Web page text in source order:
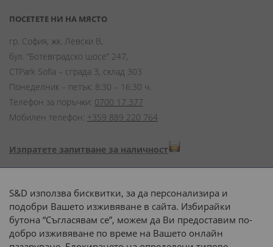
ПОСЕТЕТЕ НИ НА МЯСТО
гр. София, жк. Левски В,
бул. “Ботевградско шосе” 247,
CTPark Sofia – сграда 3, склад 303
Понеделник – петък: 8:30 – 16:30 ч.
Телефон за поръчки: 0700 17 377
Мобилен телефон: +359 889 220 764
Изпратете запитване за наличност
Начини на плащане:
S&D използва бисквитки, за да персонализира и
подобри Вашето изживяване в сайта. Избирайки
бутона “Съгласявам се”, можем да Ви предоставим по-
добро изживяване по време на Вашето онлайн